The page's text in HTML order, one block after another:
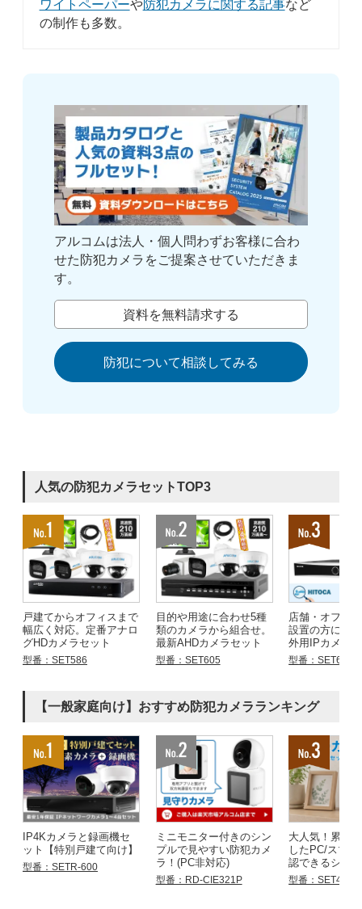
ワイトペーパーや防犯カメラに関する記事など
の制作も多数。
アルコムは法人・個人問わずお客様に合わ
せた防犯カメラをご提案させていただきま
す。
資料を無料請求する
防犯について相談してみる
人気の防犯カメラセットTOP3
戸建てからオフィスまで
幅広く対応。定番アナロ
グHDカメラセット
型番：SET586
目的や用途に合わせ5種
類のカメラから組合せ。
最新AHDカメラセット
型番：SET605
店舗・オフィ
設置の方にお
外用IPカメラ
型番：SET683
【一般家庭向け】おすすめ防犯カメラランキング
IP4Kカメラと録画機セ
ット【特別戸建て向け】
型番：SETR-600
ミニモニター付きのシン
プルで見やすい防犯カメ
ラ！(PC非対応)
型番：RD-CIE321P
大人気！累計
したPC/スマ
認できるシリ
型番：SET4855